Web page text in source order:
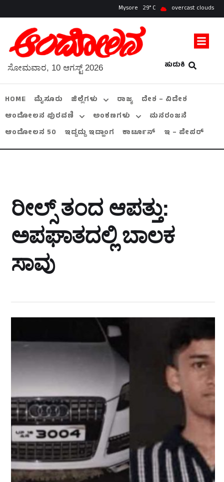
Mysore 29 overcast clouds
ಹುಡುಕಿ
ಸೋಮವಾರ, 10 ಆಗಸ್ಟ್ 2026
HOME ಮೈಸೂರು ಜಿಲ್ಲೆಗಳು ರಾಜ್ಯ
ದೇಶ – ವಿದೇಶ
ಆಂದೋಲನ ಪುರವಣಿ
ಅಂಕಣಗಳು
ಮನರಂಜನೆ
ಆಂದೋಲನ 50
ಇದ್ದದ್ದು ಇದ್ಹಾಂಗ ಕಾರ್ಟೂನ್ ಇ – ಪೇಪರ್
ರೀಲ್ಸ್‌ ತಂದ ಆಪತ್ತು:
ಅಪಘಾತದಲ್ಲಿ ಬಾಲಕ
ಸಾವು